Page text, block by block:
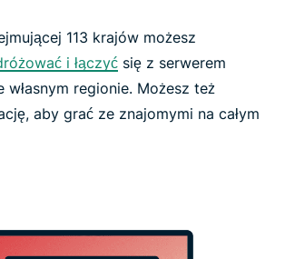
113 krajów możesz
i łączyć się z serwerem
własnym regionie. Możesz też
aby grać ze znajomymi na całym